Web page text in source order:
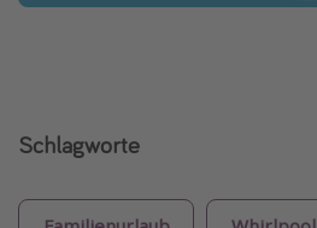
Schlagworte